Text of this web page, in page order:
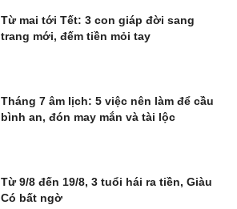
Từ mai tới Tết: 3 con giáp đời sang
trang mới, đếm tiền mỏi tay
Tháng 7 âm lịch: 5 việc nên làm để cầu
bình an, đón may mắn và tài lộc
Từ 9/8 đến 19/8, 3 tuổi hái ra tiền, Giàu
Có bất ngờ